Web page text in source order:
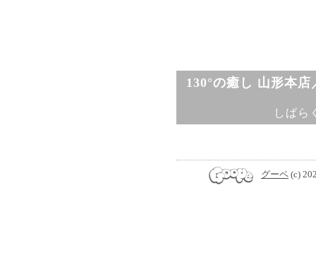
130°の癒し 山形本
しばら
グーペ (c)